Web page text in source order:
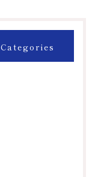
Categories